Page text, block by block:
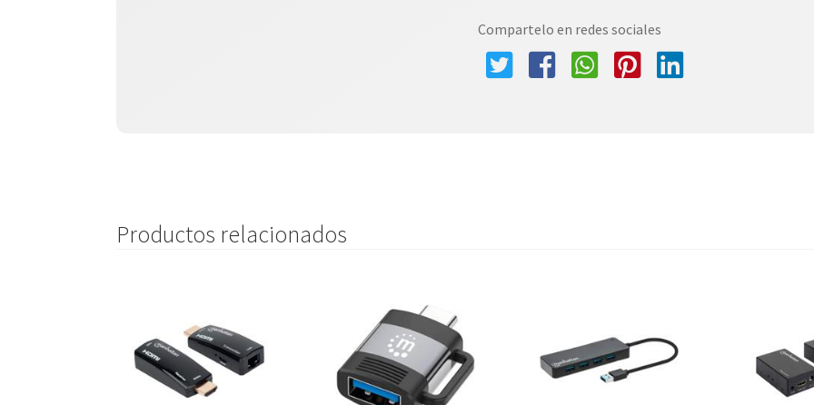
Compartelo en redes sociales
Productos relacionados